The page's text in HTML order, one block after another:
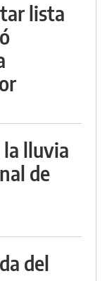
lista
la lluvia
de
del